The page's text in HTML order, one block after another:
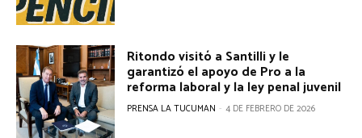
Ritondo visitó a Santilli y le
garantizó el apoyo de Pro a la
reforma laboral y la ley penal juvenil
PRENSA LA TUCUMAN - 4 DE FEBRERO DE 2026